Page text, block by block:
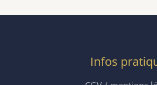
Infos